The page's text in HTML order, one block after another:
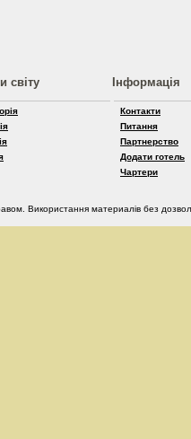
світу Інформація
Контакти
Питання
Партнерство
Додати готель
Чартери
Використання материалів без